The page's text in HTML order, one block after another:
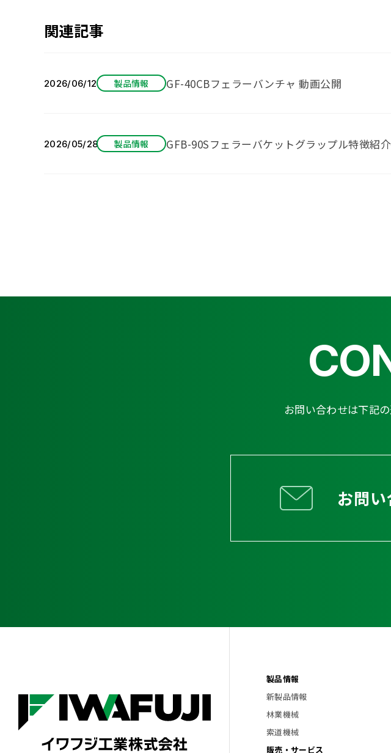
関連記事
2026/06/12 製品情報 GF-40CBフェラーバンチャ 動画公開
2026/05/28 製品情報 GFB-90Sフェラーバケットグラップル特徴
お問い合わせは下記
お問
製品情報
新製品情報
林業機械
索道機械
販売・サービス